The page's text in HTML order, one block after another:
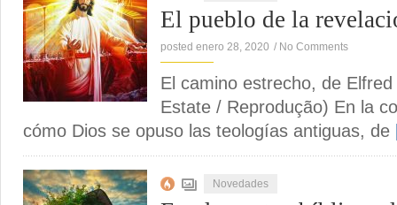
El pueblo de la
posted enero 28, 2020 / No Comments
El camino estrecho, de
Estate / Reprodução) En la
cómo Dios se opuso las teologías antiguas, de
Novedades